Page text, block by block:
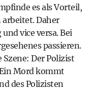
es als Vorteil,
arbeitet. Daher
vice versa. Bei
passieren.
Der Polizist
Mord kommt
des Polizisten